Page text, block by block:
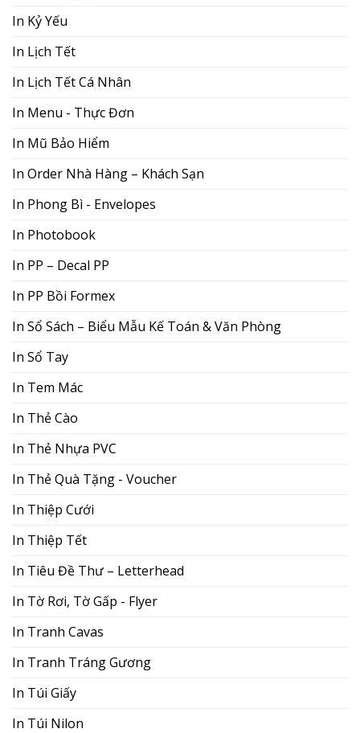
In Kỷ Yếu
In Lịch Tết
In Lịch Tết Cá Nhân
In Menu - Thực Đơn
In Mũ Bảo Hiểm
In Order Nhà Hàng – Khách Sạn
In Phong Bì - Envelopes
In Photobook
In PP – Decal PP
In PP Bồi Formex
In Sổ Sách – Biểu Mẫu Kế Toán & Văn Phòng
In Sổ Tay
In Tem Mác
In Thẻ Cào
In Thẻ Nhựa PVC
In Thẻ Quà Tặng - Voucher
In Thiệp Cưới
In Thiệp Tết
In Tiêu Đề Thư – Letterhead
In Tờ Rơi, Tờ Gấp - Flyer
In Tranh Cavas
In Tranh Tráng Gương
In Túi Giấy
In Túi Nilon